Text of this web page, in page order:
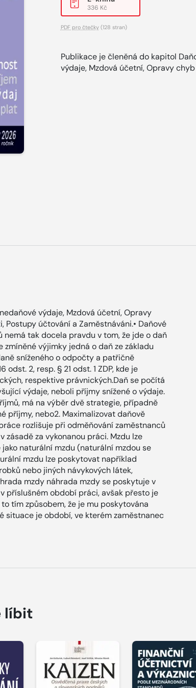
336 Kč
PDF pro čtečky(128 stran)
Publikace je členěná do kapitol
výdaje, Mzdová účetní, Opravy chyb
výdaje, Mzdová účetní, Opravy
účtování a Zaměstnáváni.• Daňové
tak docela pravdu v tom, že jde o daň
výjimky jedná o daň ze základu
sníženého o odpočty a patřičně
2, resp. § 21 odst. 1 ZDP, kde je
respektive právnických.Daň se počítá
výdaje, neboli příjmy snížené o výdaje.
má na výběr dvě strategie, případně
příjmy, nebo2. Maximalizovat daňově
rozlišuje při odměňování zaměstnanců
zásadě za vykonanou práci. Mzdu lze
naturální mzdu (naturální mzdou se
mzdu lze poskytovat například
nebo jiných návykových látek,
mzdy náhrada mzdy se poskytuje v
příslušném období práci, avšak přesto je
tím způsobem, že je mu poskytována
situace je období, ve kterém zaměstnanec
líbit